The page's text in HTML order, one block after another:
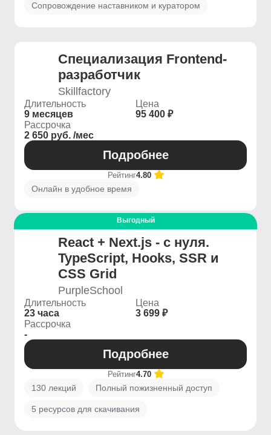
Сопровождение наставником и куратором
Специализация Frontend-
разработчик
Skillfactory
Длительность
9 месяцев
Цена
95 400 ₽
Рассрочка
2 650 руб. /мес
Подробнее
Рейтинг4.80
Онлайн в удобное время
Выгодный
React + Next.js - с нуля.
TypeScript, Hooks, SSR и
CSS Grid
PurpleSchool
Длительность
23 часа
Цена
3 699 ₽
Рассрочка
-
Подробнее
Рейтинг4.70
130 лекций Полный пожизненный доступ
5 ресурсов для скачивания